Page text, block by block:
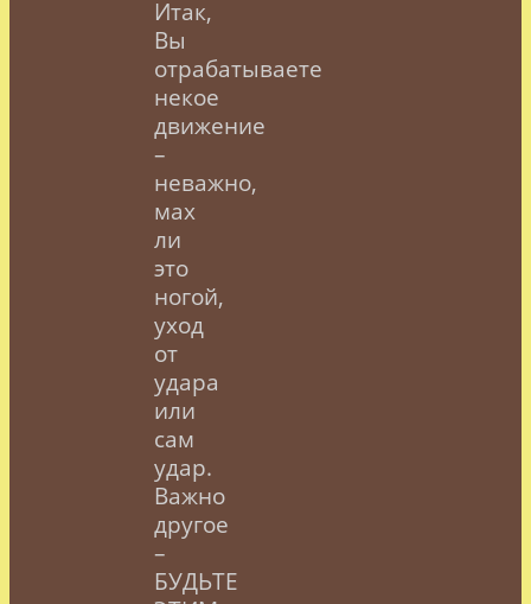
Итак,
Вы
отрабатываете
некое
движение
–
неважно,
мах
ли
это
ногой,
уход
от
удара
или
сам
удар.
Важно
другое
–
БУДЬТЕ